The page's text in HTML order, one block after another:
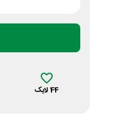
44 لایک